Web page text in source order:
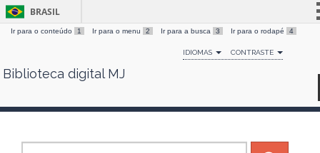
Skip
BRASIL
Simplifique!
Comunica BR
Canais
Ir para o conteúdo 1 Ir para o menu 2 Ir para a busca 3 Ir para o rodapé 4
IDIOMAS CONTRASTE
Biblioteca digital MJ